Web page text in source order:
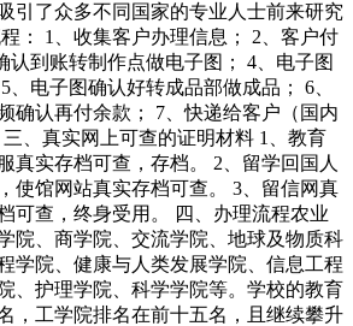
引了众多不同国家的专业人士前来研究
： 1、收集客户办理信息； 2、客户付
认到账转制作点做电子图； 4、电子图
电子图确认好转成品部做成品； 6、
确认再付余款； 7、快递给客户（国内
、真实网上可查的证明材料 1、教育
真实存档可查，存档。 2、留学回国人
使馆网站真实存档可查。 3、留信网真
可查，终身受用。 四、办理流程农业
院、商学院、交流学院、地球及物质科
学院、健康与人类发展学院、信息工程
、护理学院、科学学院等。学校的教育
，工学院排名在前十五名，且继续攀升